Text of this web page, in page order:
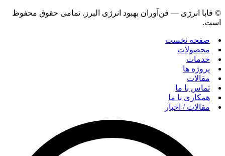
© فابا انرژی — فن‌آوران بهبود انرژی البرز. تمامی حقوق محفوظ
است.
صفحه نخست
محصولات
خدمات
پروژه ها
مقالات
تماس با ما
همکاری با ما
مقالات / اخبار